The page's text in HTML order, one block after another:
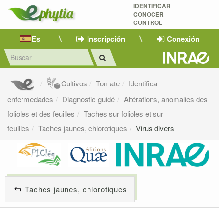
IDENTIFICAR
CONOCER
CONTROL
Es Inscripción Conexión
Cultivos Tomate
Identifica
enfermedades
Diagnostic guidé
Altérations, anomalies des
folioles et des feuilles
Taches sur folioles et sur
feuilles
Taches jaunes, chlorotiques Virus divers
Taches jaunes, chlorotiques